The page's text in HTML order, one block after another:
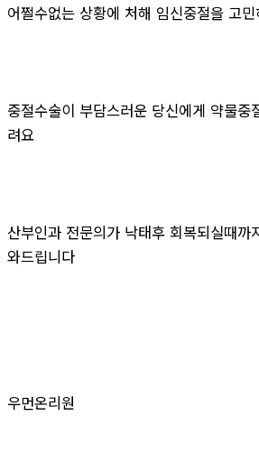
어쩔수없는 상황에 처해 임신중절을 고
중절수술이 부담스러운 당신에게 약물중
려요
산부인과 전문의가 낙태후 회복되실때까
와드립니다
우먼온리원